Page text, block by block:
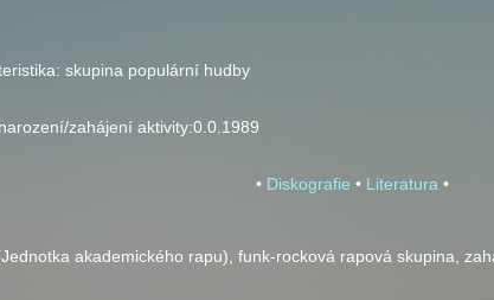
skupina populární hudby
zahájení aktivity:0.0.1989
• Diskografie • Literatura •
akademického rapu), funk-rocková rapová skupina,